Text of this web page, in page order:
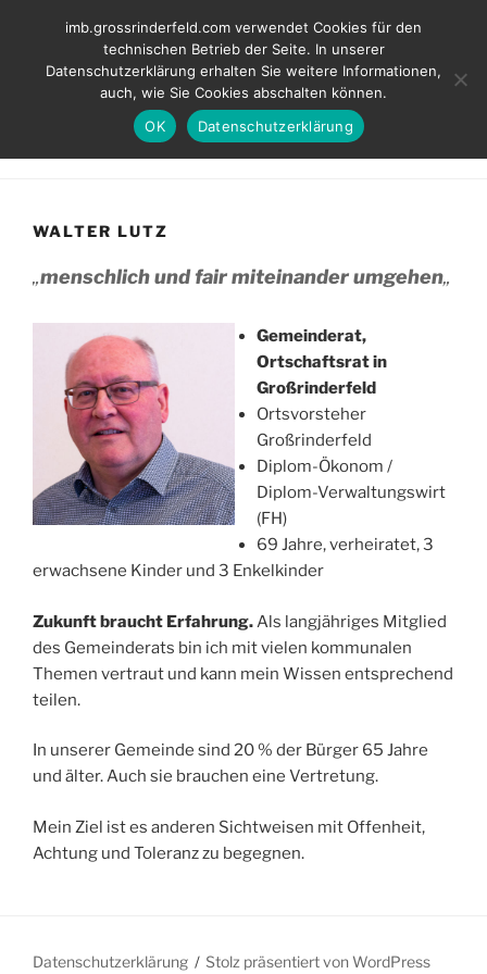
springen
INITIATIVE MÜNDIGER
BÜRGER
Kompetent. Fair. Für unsere Ortschaften.
WALTER LUTZ
„menschlich und fair miteinander umgehen„
Gemeinderat,
Ortschaftsrat in
Großrinderfeld
Ortsvorsteher
Großrinderfeld
Diplom-Ökonom /
Diplom-Verwaltungswirt
(FH)
69 Jahre, verheiratet, 3
erwachsene Kinder und 3 Enkelkinder
Zukunft braucht Erfahrung. Als langjähriges Mitglied
des Gemeinderats bin ich mit vielen kommunalen
Themen vertraut und kann mein Wissen entsprechend
teilen.
In unserer Gemeinde sind 20 % der Bürger 65 Jahre
und älter. Auch sie brauchen eine Vertretung.
Mein Ziel ist es anderen Sichtweisen mit Offenheit,
Achtung und Toleranz zu begegnen.
Datenschutzerklärung Stolz präsentiert von WordPress
imb.grossrinderfeld.com verwendet Cookies für den
technischen Betrieb der Seite. In unserer
Datenschutzerklärung erhalten Sie weitere Informationen,
auch, wie Sie Cookies abschalten können.
OK
Datenschutzerklärung